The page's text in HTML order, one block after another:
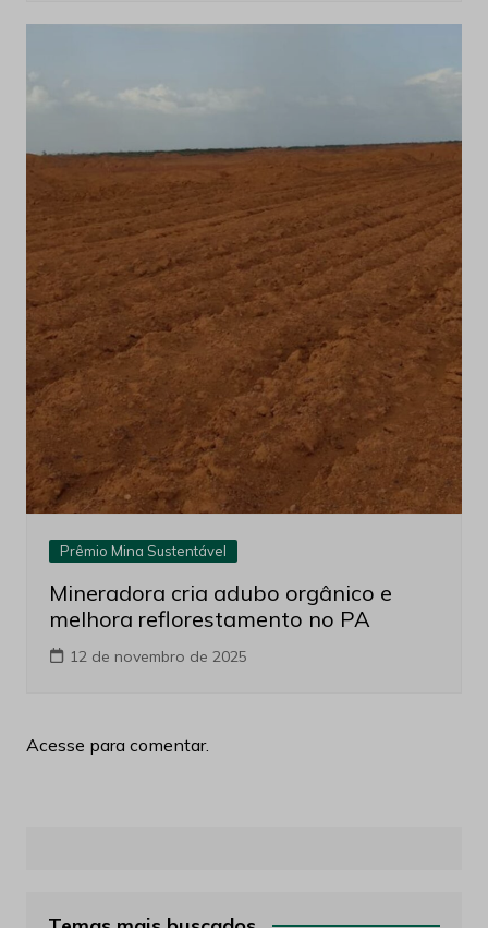
Prêmio Mina Sustentável
Mineradora cria adubo orgânico e
melhora reflorestamento no PA
12 de novembro de 2025
Acesse para comentar.